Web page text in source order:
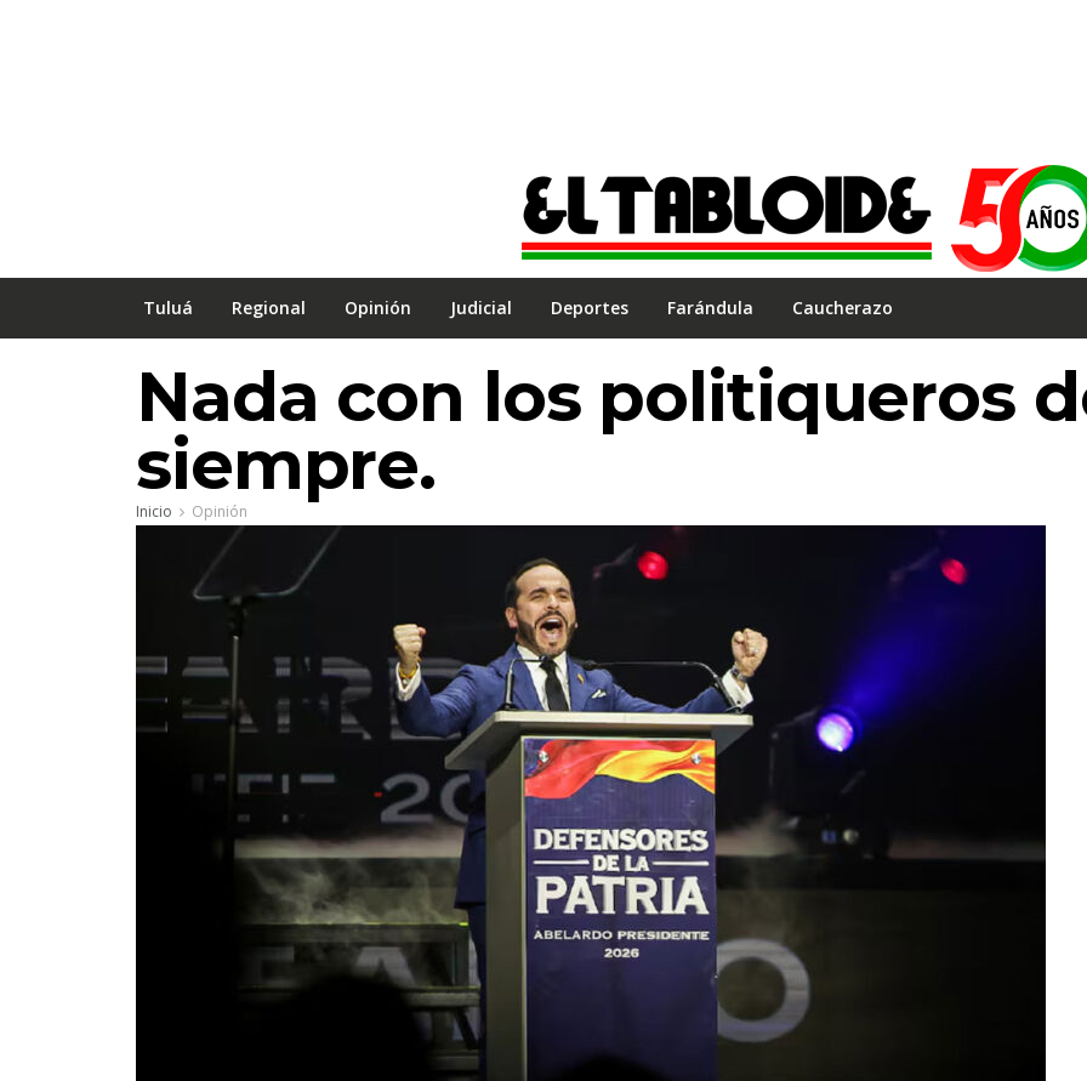
Tuluá Regional Opinión Judicial Deportes Farándula Caucherazo
Nada con los politiqueros
siempre.
Inicio Opinión